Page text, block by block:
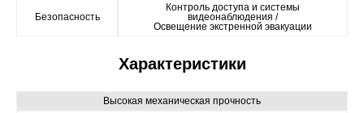
Безопасность
Контроль доступа и системы
видеонаблюдения /
Освещение экстренной эвакуации
Характеристики
Высокая механическая прочность